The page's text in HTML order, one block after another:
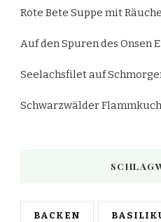
Rote Bete Suppe mit
Auf den Spuren des Onsen
Seelachsfilet auf
Schwarzwälder
BACKEN